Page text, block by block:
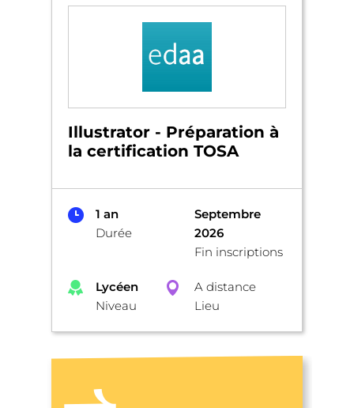
Illustrator - Préparation à
la certification TOSA
1 an
Durée
Septembre
2026
Fin inscriptions
Lycéen
Niveau
A distance
Lieu